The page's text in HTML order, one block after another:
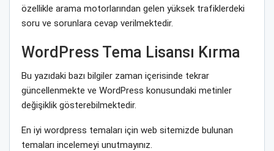
özellikle arama motorlarından gelen yüksek trafiklerdeki
soru ve sorunlara cevap verilmektedir.
WordPress Tema Lisansı Kırma
Bu yazıdaki bazı bilgiler zaman içerisinde tekrar
güncellenmekte ve WordPress konusundaki metinler
değişiklik gösterebilmektedir.
En iyi wordpress temaları için web sitemizde bulunan
temaları incelemeyi unutmayınız.